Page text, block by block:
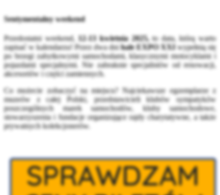
Sentymentalny weekend
Przedostatni weekend, 12-13 kwietnia 2025,to data, którą warto
zapisać w kalendarzu! Przez dwa dnihale EXPO XXIwypełnią się
po brzegi zabytkowymi samochodami, klasycznymi motocyklami i
pojazdami specjalnymi. Nie zabraknie specjalistów od renowacji,
akcesoriów i części zamiennych.
Co możecie zobaczyć na miejscu? Najciekawsze egzemplarze z
muzeów z całej Polski, przedstawicieli klubów sympatyków
poszczególnych marek samochodów, kluby samochodowe,
stowarzyszenia i fundacje organizujące rajdy charytatywne, a także
prywatnych kolekcjonerów.